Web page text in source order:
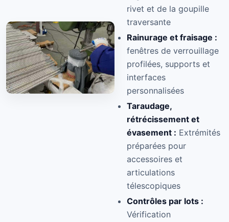
rivet et de la goupille
traversante
Rainurage et fraisage :
fenêtres de verrouillage
profilées, supports et
interfaces
personnalisées
Taraudage,
rétrécissement et
évasement : Extrémités
préparées pour
accessoires et
articulations
télescopiques
Contrôles par lots :
Vérification